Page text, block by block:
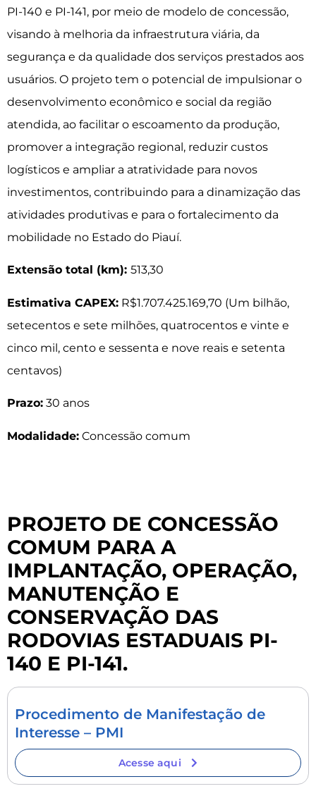
PI-140 e PI-141, por meio de modelo de concessão,
visando à melhoria da infraestrutura viária, da
segurança e da qualidade dos serviços prestados aos
usuários. O projeto tem o potencial de impulsionar o
desenvolvimento econômico e social da região
atendida, ao facilitar o escoamento da produção,
promover a integração regional, reduzir custos
logísticos e ampliar a atratividade para novos
investimentos, contribuindo para a dinamização das
atividades produtivas e para o fortalecimento da
mobilidade no Estado do Piauí.
Extensão total (km): 513,30
Estimativa CAPEX: R$1.707.425.169,70 (Um bilhão,
setecentos e sete milhões, quatrocentos e vinte e
cinco mil, cento e sessenta e nove reais e setenta
centavos)
Prazo: 30 anos
Modalidade: Concessão comum
PROJETO DE CONCESSÃO
COMUM PARA A
IMPLANTAÇÃO, OPERAÇÃO,
MANUTENÇÃO E
CONSERVAÇÃO DAS
RODOVIAS ESTADUAIS PI-
140 E PI-141.
Procedimento de Manifestação de
Interesse – PMI
Acesse aqui